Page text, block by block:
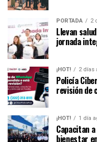
PORTADA 2
Llevan
jornada
¡HOT! 2 días
Policía
revisión de
¡HOT! 1 día
Capacitan
bienestar